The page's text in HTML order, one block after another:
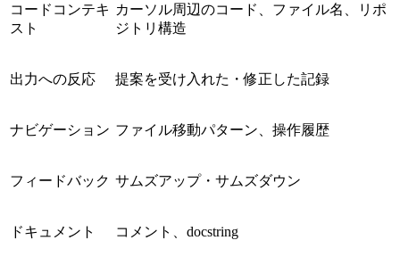
コードコンテキ
スト
カーソル周辺のコード、ファイル名、リポ
ジトリ構造
出力への反応 提案を受け入れた・修正した記録
ナビゲーション ファイル移動パターン、操作履歴
フィードバック サムズアップ・サムズダウン
ドキュメント コメント、docstring